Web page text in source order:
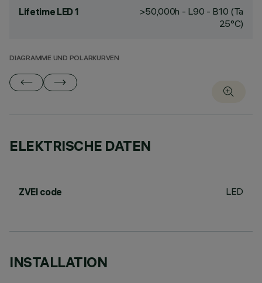
Lifetime LED 1
>50,000h - L90 - B10 (Ta
25°C)
DIAGRAMME UND POLARKURVEN
ELEKTRISCHE DATEN
ZVEI code LED
INSTALLATION